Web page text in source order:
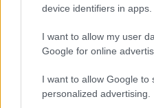
device identifiers in apps.
I want to allow my user
Google for online
I want to allow Google to
personalized advertising.
Posible alineación Athletic
Núñez), Yeray Álvarez, Yuri
Muniain, De Marcos –